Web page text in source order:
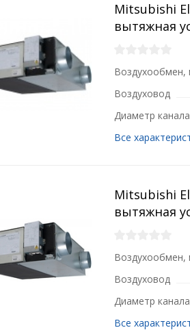
Mitsubishi
вытяжная
Воздухообмен,
Воздуховод
Диаметр
Все
Mitsubishi
вытяжная
Воздухообмен,
Воздуховод
Диаметр
Все